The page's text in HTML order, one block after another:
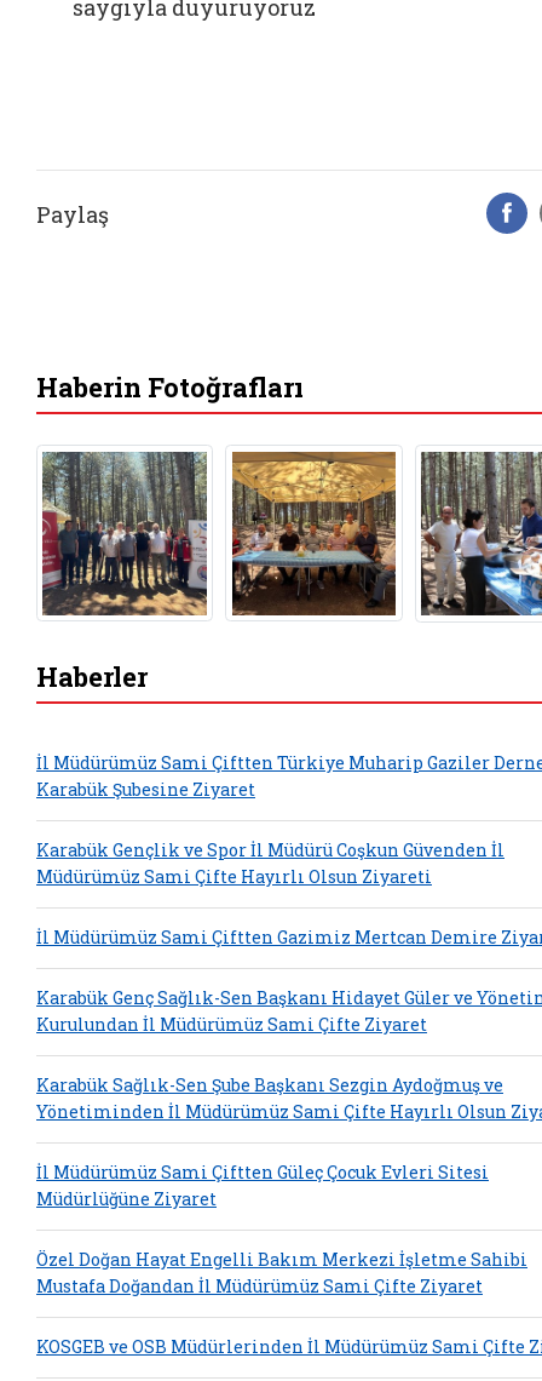
saygıyla duyuruyoruz
Paylaş
Haberin Fotoğrafları
Haberler
İl Müdürümüz Sami Çiftten Türkiye Muharip Gaziler
Karabük Şubesine Ziyaret
Karabük Gençlik ve Spor İl Müdürü Coşkun Güvenden İl
Müdürümüz Sami Çifte Hayırlı Olsun Ziyareti
İl Müdürümüz Sami Çiftten Gazimiz Mertcan Demire
Karabük Genç Sağlık-Sen Başkanı Hidayet Güler ve
Kurulundan İl Müdürümüz Sami Çifte Ziyaret
Karabük Sağlık-Sen Şube Başkanı Sezgin Aydoğmuş ve
Yönetiminden İl Müdürümüz Sami Çifte Hayırlı Olsun
İl Müdürümüz Sami Çiftten Güleç Çocuk Evleri Sitesi
Müdürlüğüne Ziyaret
Özel Doğan Hayat Engelli Bakım Merkezi İşletme Sahibi
Mustafa Doğandan İl Müdürümüz Sami Çifte Ziyaret
KOSGEB ve OSB Müdürlerinden İl Müdürümüz Sami Çifte